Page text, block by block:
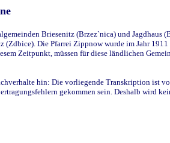
Briesenitz (Brzez`nica) und Jagdhaus
Die Pfarrei Zippnow wurde im Jahr
Zeitpunkt, müssen für diese ländlichen
hin: Die vorliegende Transkription ist
gekommen sein. Deshalb wird